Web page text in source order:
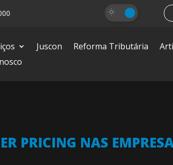
Juscon Reforma Tributária
PRICING NAS